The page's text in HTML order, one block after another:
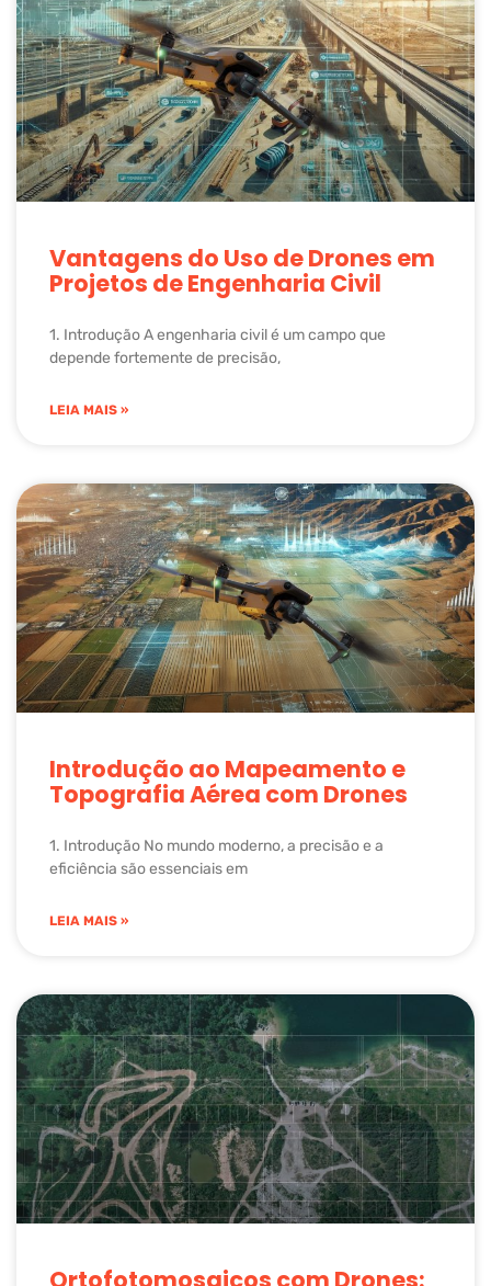
Vantagens do Uso de Drones em
Projetos de Engenharia Civil
1. Introdução A engenharia civil é um campo que
depende fortemente de precisão,
LEIA MAIS »
Introdução ao Mapeamento e
Topografia Aérea com Drones
1. Introdução No mundo moderno, a precisão e a
eficiência são essenciais em
LEIA MAIS »